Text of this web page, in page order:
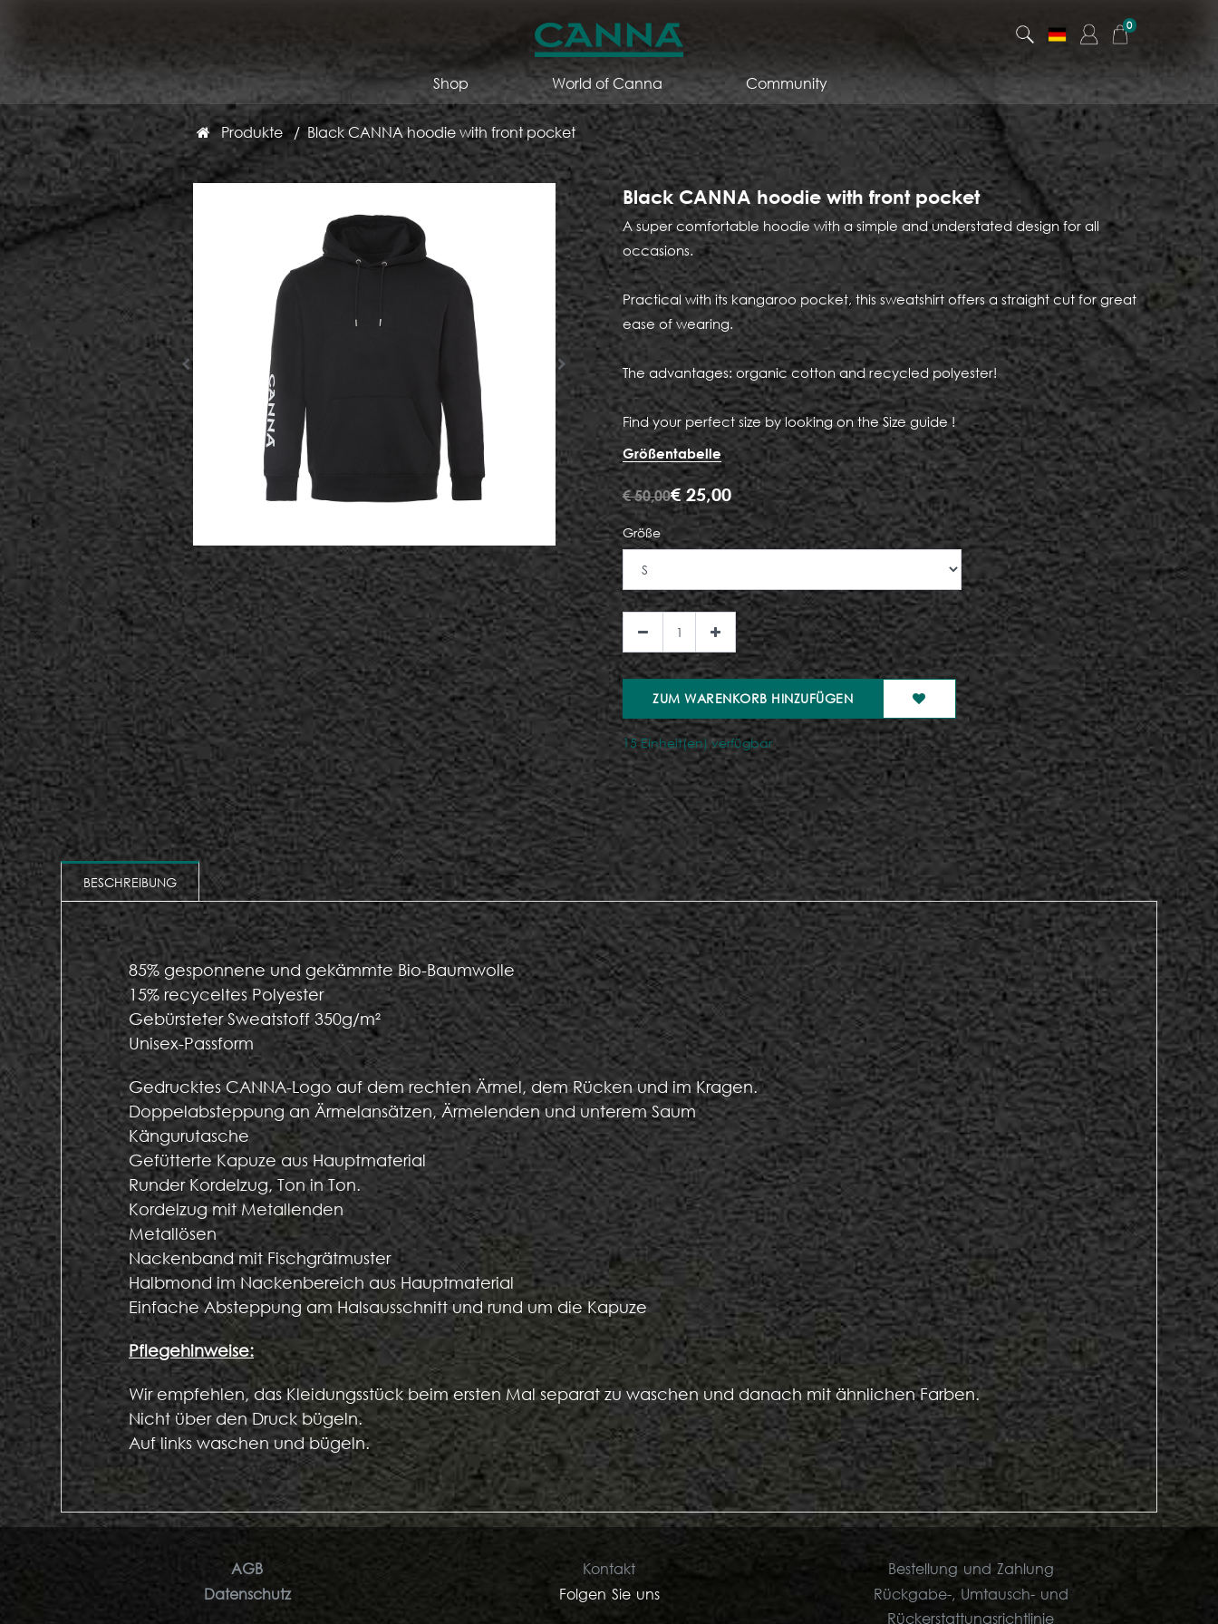
0
Shop World of Canna Community
Produkte Black CANNA hoodie with front pocket
Black CANNA hoodie with front pocket
A super comfortable hoodie with a simple and understated design for all
occasions.
Practical with its kangaroo pocket, this sweatshirt offers a straight cut for great
ease of wearing.
The advantages: organic cotton and recycled polyester!
Find your perfect size by looking on the Size guide !
Größentabelle
€50,00€25,00
Größe
ZUM WARENKORB HINZUFÜGEN
15 Einheit(en) verfügbar
BESCHREIBUNG
85% gesponnene und gekämmte Bio-Baumwolle
15% recyceltes Polyester
Gebürsteter Sweatstoff 350g/m²
Unisex-Passform
Gedrucktes CANNA-Logo auf dem rechten Ärmel, dem Rücken und im Kragen.
Doppelabsteppung an Ärmelansätzen, Ärmelenden und unterem Saum
Kängurutasche
Gefütterte Kapuze aus Hauptmaterial
Runder Kordelzug, Ton in Ton.
Kordelzug mit Metallenden
Metallösen
Nackenband mit Fischgrätmuster
Halbmond im Nackenbereich aus Hauptmaterial
Einfache Absteppung am Halsausschnitt und rund um die Kapuze
Pflegehinweise:
Wir empfehlen, das Kleidungsstück beim ersten Mal separat zu waschen und danach mit ähnlichen Farben.
Nicht über den Druck bügeln.
Auf links waschen und bügeln.
AGB
Datenschutz
Kontakt
Folgen Sie uns
Bestellung und Zahlung
Rückgabe-, Umtausch- und
Rückerstattungsrichtlinie